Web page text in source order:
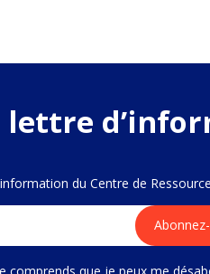
lettre
du Centre de
comprends que je peux me